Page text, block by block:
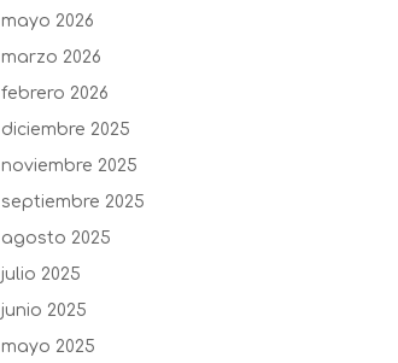
mayo 2026
marzo 2026
febrero 2026
diciembre 2025
noviembre 2025
septiembre 2025
agosto 2025
julio 2025
junio 2025
mayo 2025